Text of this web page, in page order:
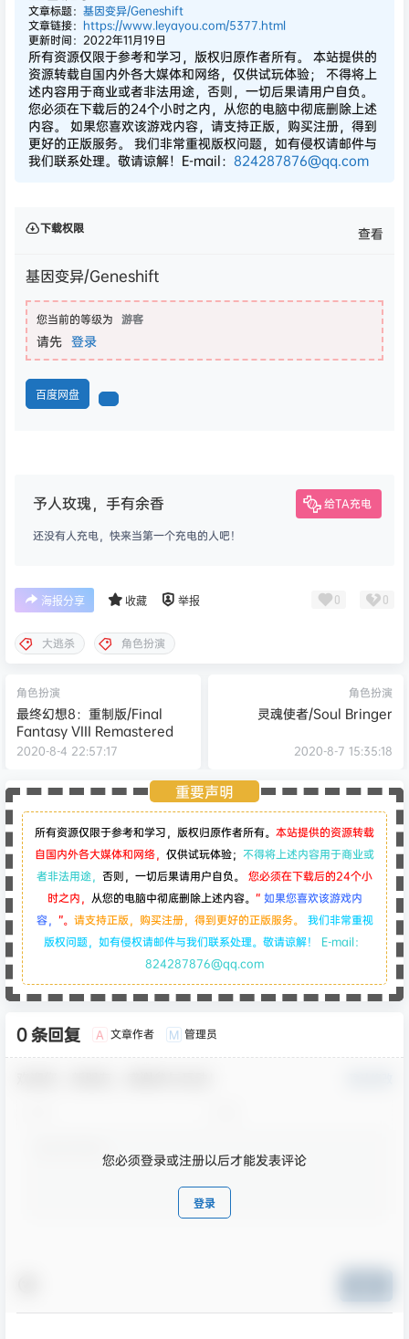
文章标题： 基因变异/Geneshift
文章链接： https://www.leyayou.com/5377.html
更新时间：2022年11月19日
所有资源仅限于参考和学习，版权归原作者所有。 本站提供的
资源转载自国内外各大媒体和网络，仅供试玩体验； 不得将上
述内容用于商业或者非法用途，否则，一切后果请用户自负。
您必须在下载后的24个小时之内，从您的电脑中彻底删除上述
内容。 如果您喜欢该游戏内容，请支持正版，购买注册，得到
更好的正版服务。 我们非常重视版权问题，如有侵权请邮件与
我们联系处理。敬请谅解！E-mail： 824287876@qq.com
下载权限 查看
基因变异/Geneshift
您当前的等级为 游客
请先 登录
百度网盘
予人玫瑰，手有余香 给TA充电
还没有人充电，快来当第一个充电的人吧！
海报分享 收藏 举报 0 0
大逃杀 角色扮演
角色扮演
最终幻想8：重制版/Final
Fantasy VIII Remastered
2020-8-4 22:57:17
角色扮演
灵魂使者/Soul Bringer
2020-8-7 15:35:18
重要声明
所有资源仅限于参考和学习，版权归原作者所有。 本站提供的资源转载
自国内外各大媒体和网络， 仅供试玩体验； 不得将上述内容用于商业或
者非法用途， 否则，一切后果请用户自负。
您必须在下载后的24个小
时之内， 从您的电脑中彻底删除上述内容。 “如果您喜欢该游戏内
容， ”。 请支持正版，购买注册，得到更好的正版服务。 我们非常重视
版权问题，如有侵权请邮件与我们联系处理。敬请谅解！ E-mail：
824287876@qq.com
0 条回复 A 文章作者 M 管理员
您必须登录或注册以后才能发表评论
登录